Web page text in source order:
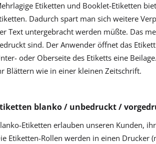
Etiketten und Booklet-Etiketten
Dadurch spart man sich weitere
Text untergebracht werden müßte. Das
sind. Der Anwender öffnet das
oder Oberseite des Etiketts eine
Blättern wie in einer kleinen Zeitschrift.
blanko / unbedruckt /
Etiketten erlauben unseren Kunden,
Etiketten-Rollen werden in einen